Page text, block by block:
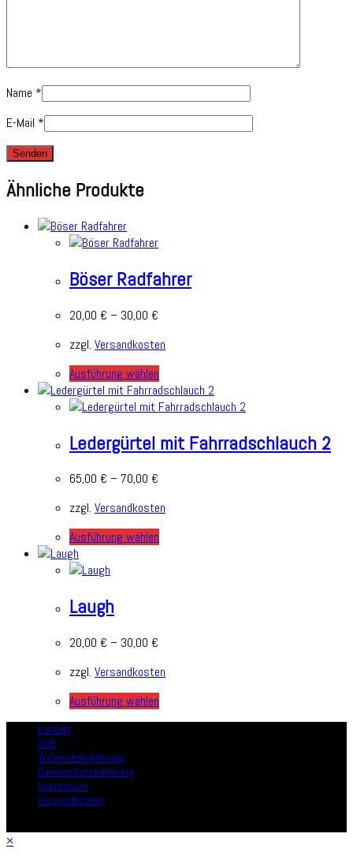
Name *
E-Mail *
Ähnliche Produkte
Böser Radfahrer
20,00 € – 30,00 €
zzgl. Versandkosten
Ausführung wählen
Ledergürtel mit Fahrradschlauch 2
65,00 € – 70,00 €
zzgl. Versandkosten
Ausführung wählen
Laugh
20,00 € – 30,00 €
zzgl. Versandkosten
Ausführung wählen
Kontakt
AGB
Widerrufsbelehrung
Datenschutzerklärung
Impressum
Versandkosten
×